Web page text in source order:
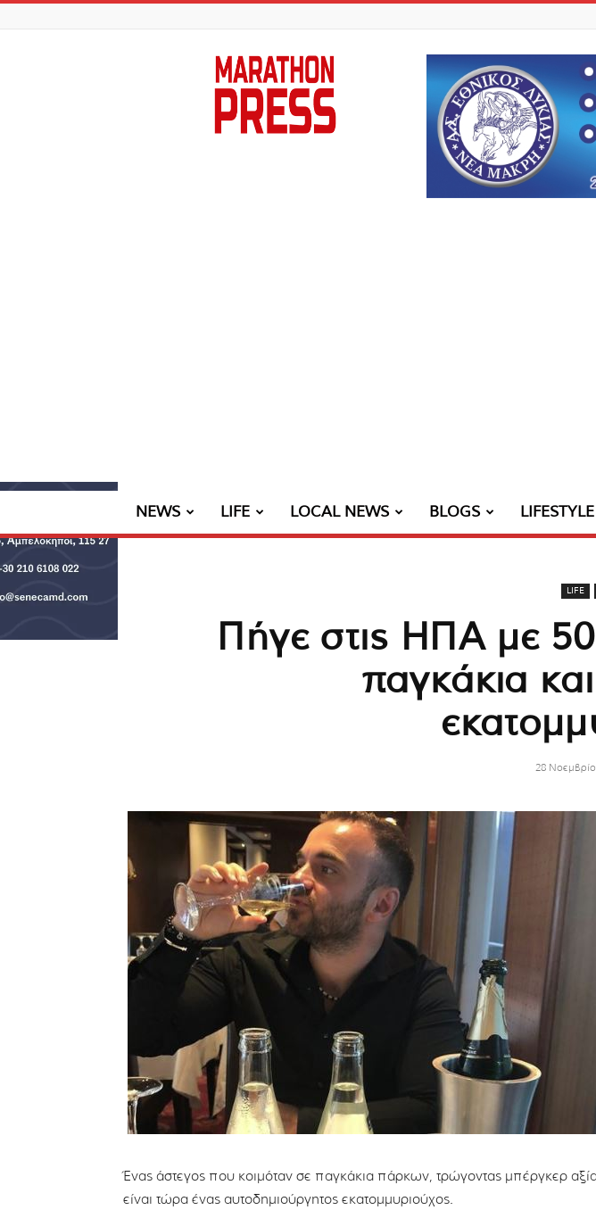
Marathon
Press
NEWS LIFE LOCAL NEWS BLOGS LIFESTYLE
LIFE
Πήγε στις ΗΠΑ με
παγκάκια
28
Ένας άστεγος που κοιμόταν σε παγκάκια πάρκων, τρώγοντας μπέργκερ
είναι τώρα ένας αυτοδημιούργητος εκατομμυριούχος.